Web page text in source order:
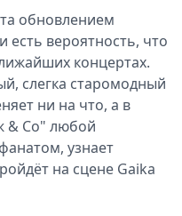
обновлением
есть вероятность, что
концертах.
слегка старомодный
ни на что, а в
& Co" любой
узнает
на сцене Gaika